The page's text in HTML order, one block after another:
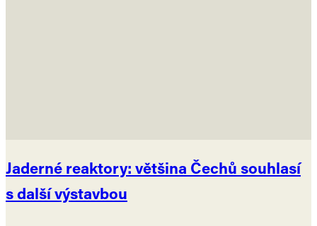
Jaderné reaktory: většina Čechů souhlasí
s další výstavbou